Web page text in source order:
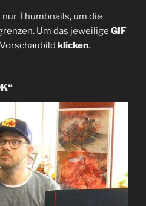
Thumbnails, um die
Um das jeweilige GIF
klicken.